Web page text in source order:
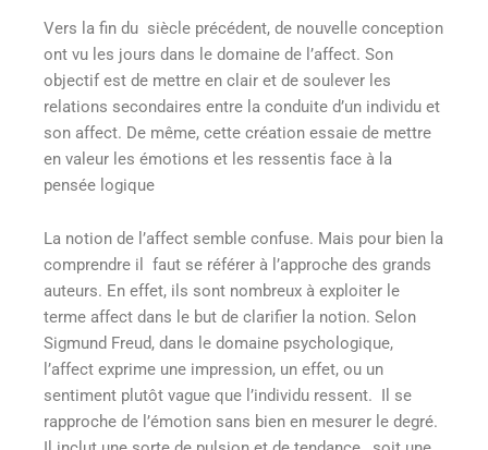
Vers la fin du siècle précédent, de nouvelle conception
ont vu les jours dans le domaine de l’affect. Son
objectif est de mettre en clair et de soulever les
relations secondaires entre la conduite d’un individu et
son affect. De même, cette création essaie de mettre
en valeur les émotions et les ressentis face à la
pensée logique
La notion de l’affect semble confuse. Mais pour bien la
comprendre il faut se référer à l’approche des grands
auteurs. En effet, ils sont nombreux à exploiter le
terme affect dans le but de clarifier la notion. Selon
Sigmund Freud, dans le domaine psychologique,
l’affect exprime une impression, un effet, ou un
sentiment plutôt vague que l’individu ressent. Il se
rapproche de l’émotion sans bien en mesurer le degré.